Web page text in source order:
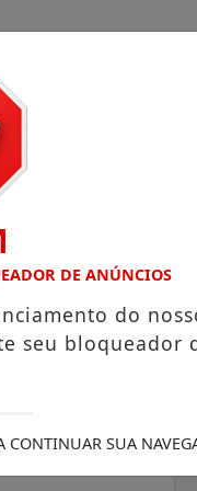
RECEITA FEDERAL
DE ANÚNCIOS
do
seu bloqueador
CONTINUAR SUA